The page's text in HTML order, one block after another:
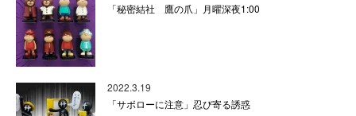
「秘密結社 鷹の爪」月曜深夜1:00
2022.3.19
「サボローに注意」忍び寄る誘惑